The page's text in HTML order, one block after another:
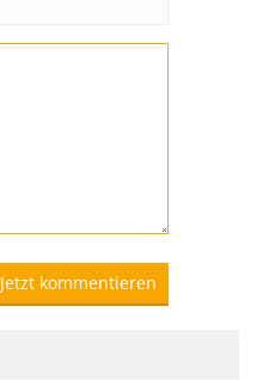
Jetzt kommentieren